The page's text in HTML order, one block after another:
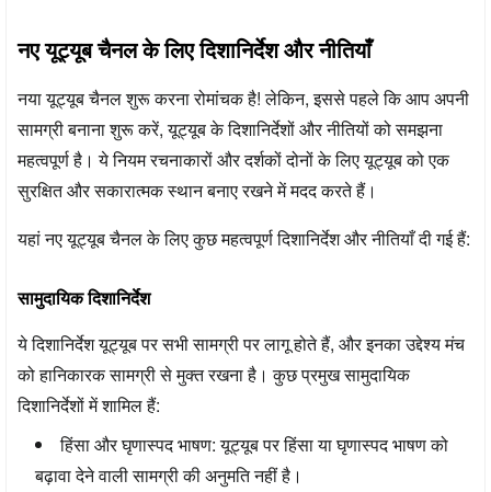
नए यूट्यूब चैनल के लिए दिशानिर्देश और नीतियाँ
नया यूट्यूब चैनल शुरू करना रोमांचक है! लेकिन, इससे पहले कि आप अपनी
सामग्री बनाना शुरू करें, यूट्यूब के दिशानिर्देशों और नीतियों को समझना
महत्वपूर्ण है। ये नियम रचनाकारों और दर्शकों दोनों के लिए यूट्यूब को एक
सुरक्षित और सकारात्मक स्थान बनाए रखने में मदद करते हैं।
यहां नए यूट्यूब चैनल के लिए कुछ महत्वपूर्ण दिशानिर्देश और नीतियाँ दी गई हैं:
सामुदायिक दिशानिर्देश
ये दिशानिर्देश यूट्यूब पर सभी सामग्री पर लागू होते हैं, और इनका उद्देश्य मंच
को हानिकारक सामग्री से मुक्त रखना है। कुछ प्रमुख सामुदायिक
दिशानिर्देशों में शामिल हैं:
हिंसा और घृणास्पद भाषण:यूट्यूब पर हिंसा या घृणास्पद भाषण को
बढ़ावा देने वाली सामग्री की अनुमति नहीं है।